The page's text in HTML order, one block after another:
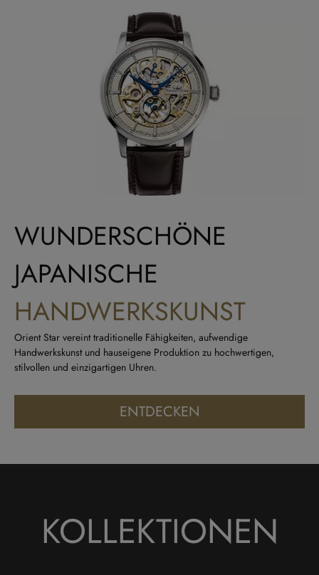
WUNDERSCHÖNE
JAPANISCHE
HANDWERKSKUNST
Orient Star vereint traditionelle Fähigkeiten, aufwendige
Handwerkskunst und hauseigene Produktion zu hochwertigen,
stilvollen und einzigartigen Uhren.
ENTDECKEN
KOLLEKTIONEN